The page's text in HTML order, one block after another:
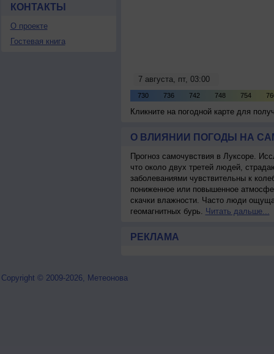
КОНТАКТЫ
О проекте
Гостевая книга
Кликните на погодной карте для
О ВЛИЯНИИ ПОГОДЫ НА
Прогноз самочувствия в Луксоре.
что около двух третей людей,
заболеваниями чувствительны к
пониженное или повышенное
скачки влажности. Часто люди
геомагнитных бурь. Читать дальше...
РЕКЛАМА
Copyright © 2009-2026, Метеонова